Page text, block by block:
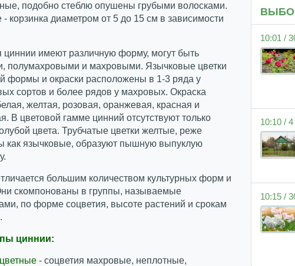
подобно стеблю опушены грубыми волосками.
- корзинка диаметром от 5 до 15 см в зависимости
циннии имеют различную форму, могут быть
полумахровыми и махровыми. Язычковые цветки
формы и окраски расположены в 1-3 ряда у
сортов и более рядов у махровых. Окраска
желтая, розовая, оранжевая, красная и
В цветовой гамме цинний отсутствуют только
цвета. Трубчатые цветки желтые, реже
как язычковые, образуют пышную выпуклую
большим количеством культурных форм и
скомпонованы в группы, называемые
по форме соцветия, высоте растений и срокам
циннии:
- соцветия махровые, неплотные,
10:01 /
10:10 /
10:15 /